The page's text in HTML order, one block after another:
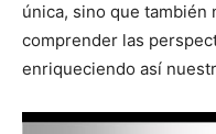
única, sino que también
comprender las
enriqueciendo así